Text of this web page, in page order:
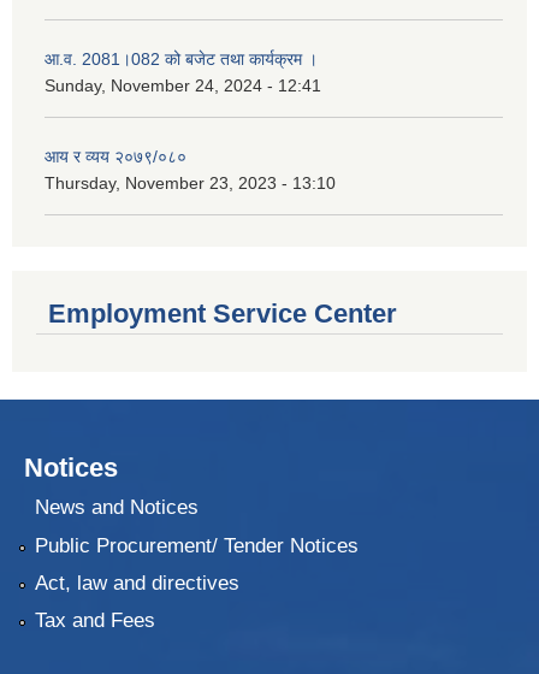
आ.व. 2081।082 को बजेट तथा कार्यक्रम ।
Sunday, November 24, 2024 - 12:41
आय र व्यय २०७९/०८०
Thursday, November 23, 2023 - 13:10
Employment Service Center
Notices
News and Notices
Public Procurement/ Tender Notices
Act, law and directives
Tax and Fees